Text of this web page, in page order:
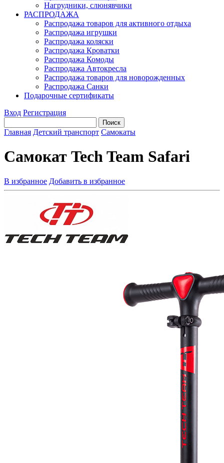
Нагрудники, слюнявчики
РАСПРОДАЖА
Распродажа товаров для активного отдыха
Распродажа игрушки
Распродажа коляски
Распродажа Кроватки
Распродажа Комоды
Распродажа Автокресла
Распродажа товаров для новорожденных
Распродажа Санки
Подарочные сертификаты
Вход Регистрация
Главная Детский транспорт Самокаты
Самокат Tech Team Safari
В избранное Добавить в избранное